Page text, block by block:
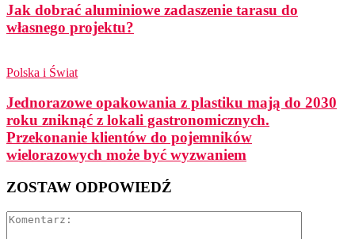
Jak dobrać aluminiowe zadaszenie tarasu do
własnego projektu?
Polska i Świat
Jednorazowe opakowania z plastiku mają do 2030
roku zniknąć z lokali gastronomicznych.
Przekonanie klientów do pojemników
wielorazowych może być wyzwaniem
ZOSTAW ODPOWIEDŹ